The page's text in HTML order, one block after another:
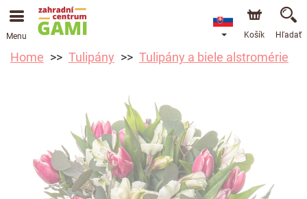
Menu Košík Hľadať
Home Tulipány Tulipány a biele alstromérie